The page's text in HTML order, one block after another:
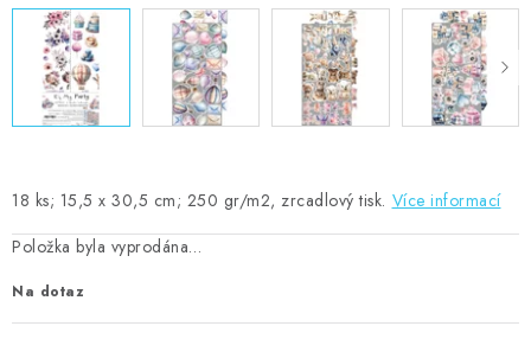
18 ks; 15,5 x 30,5 cm; 250 gr/m2, zrcadlový tisk. Více informací
Položka byla vyprodána…
Na dotaz